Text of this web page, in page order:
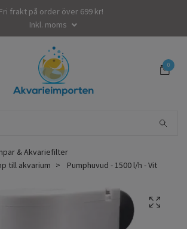
Fri frakt på order över 699 kr!
Inkl. moms
0
& Akvariefilter
till akvarium
Pumphuvud - 1500 l/h - Vit